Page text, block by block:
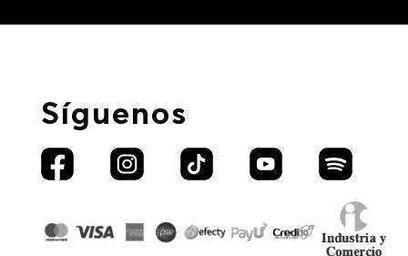
Síguenos